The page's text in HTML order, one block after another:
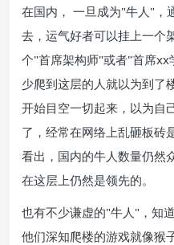
在国内， 一旦成为"牛人"，
去，运气好者可以挂上一个
个"首席架构师"或者"首席xx
少爬到这层的人就以为到了
开始目空一切起来，以为自
了，经常在网络上乱砸板砖
看出，国内的牛人数量仍然
在这层上仍然是领先的。
也有不少谦虚的"牛人"，知
他们深知爬楼的游戏就像猴